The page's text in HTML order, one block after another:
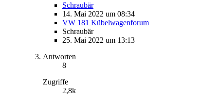
Schraubär
14. Mai 2022 um 08:34
VW 181 Kübelwagenforum
Schraubär
25. Mai 2022 um 13:13
Antworten
8
Zugriffe
2,8k